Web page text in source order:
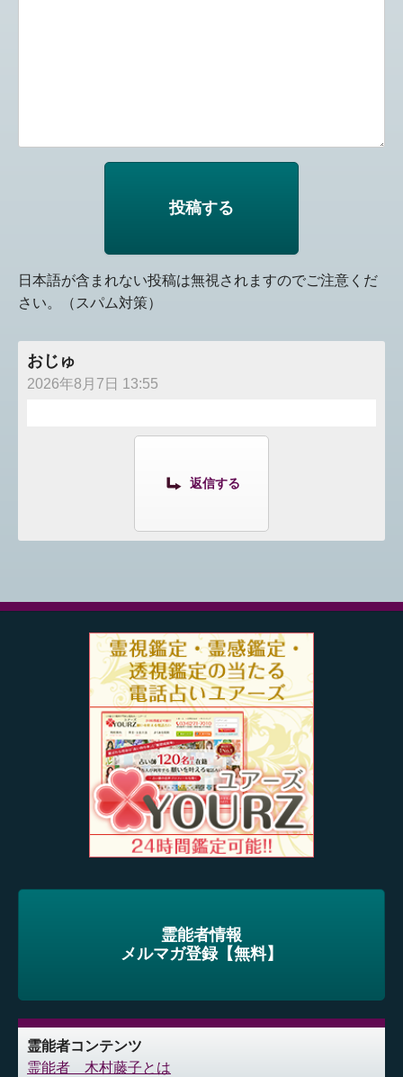
日本語が含まれない投稿は無視されますのでご注意くだ
さい。（スパム対策）
おじゅ
2026年8月7日 13:55
返信する
霊能者情報
メルマガ登録【無料】
霊能者コンテンツ
霊能者 木村藤子とは